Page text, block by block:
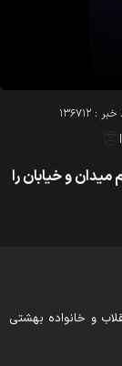
: ۱۳۶۷۱۲
و خیابان را
و خانواده بهشتی